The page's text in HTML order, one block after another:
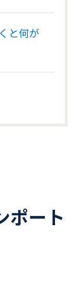
と何が
ポート